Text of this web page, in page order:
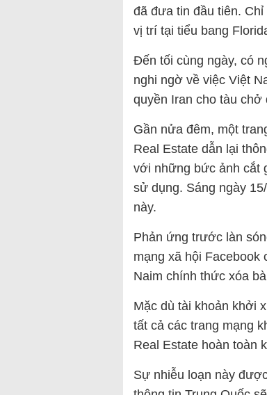
đã đưa tin đầu tiên.
vị trí tại tiểu bang
Đến tối cùng ngày, có
nghi ngờ về việc Việt
quyền Iran cho tàu chở
Gần nửa đêm, một
Real Estate dẫn lại
với những bức ảnh cắt
sử dụng. Sáng ngày
này.
Phản ứng trước làn
mạng xã hội Facebook
Naim chính thức xóa
Mặc dù tài khoản khởi
tất cả các trang mạng
Real Estate hoàn toàn
Sự nhiễu loạn này